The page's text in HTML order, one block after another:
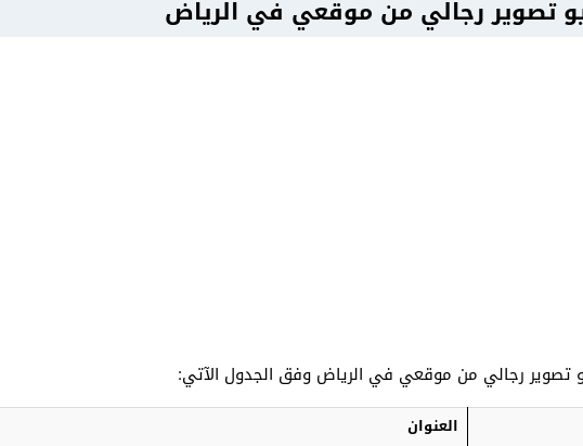
تصوير رجالي من موقعي في الرياض
تصوير رجالي من موقعي في الرياض وفق الجدول الآتي:
العنوان